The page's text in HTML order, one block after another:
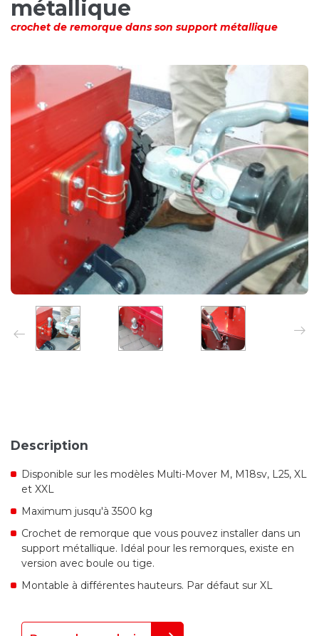
métallique
crochet de remorque dans son support métallique
Description
Disponible sur les modèles Multi-Mover M, M18sv, L25, XL
et XXL
Maximum jusqu'à 3500 kg
Crochet de remorque que vous pouvez installer dans un
support métallique. Idéal pour les remorques, existe en
version avec boule ou tige.
Montable à différentes hauteurs. Par défaut sur XL